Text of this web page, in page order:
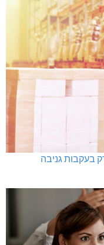
בעקבות גניבה